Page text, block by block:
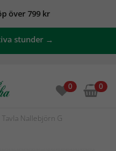
över 799 kr
stunder →
0 0
Nallebjörn G